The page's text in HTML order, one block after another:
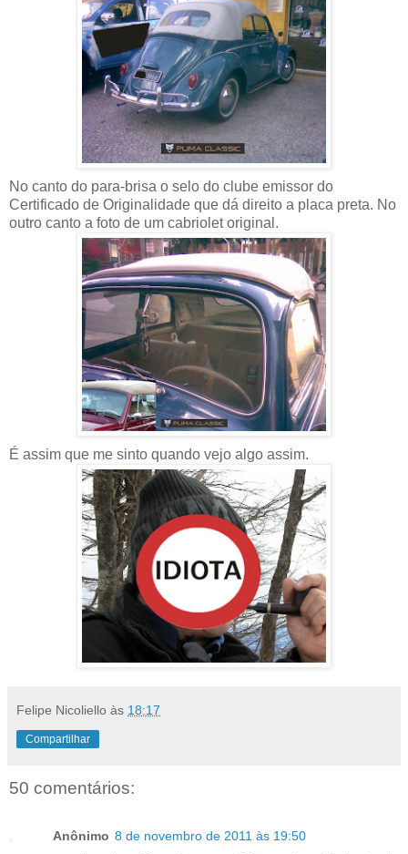
No canto do para-brisa o selo do clube emissor do
Certificado de Originalidade que dá direito a placa preta. No
outro canto a foto de um cabriolet original.
É assim que me sinto quando vejo algo assim.
Felipe Nicoliello às 18:17
Compartilhar
50 comentários:
Anônimo 8 de novembro de 2011 às 19:50